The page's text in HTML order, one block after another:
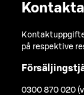
på respektive
0300 870 020